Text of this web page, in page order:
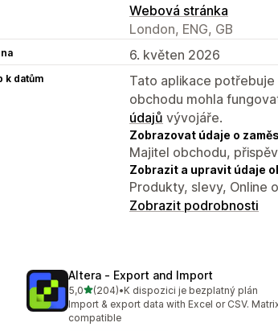
Webová stránka
London, ENG, GB
6. květen 2026
k datům
Tato aplikace
obchodu mohla
údajů vývojáře.
Zobrazovat údaje o
Majitel obchodu,
Zobrazit a upravit údaje
Produkty, slevy, Online
Zobrazit podrobnosti
Altera ‑ Export and Import
5,0z 5 hvězd
(204)
Celkový počet recenzí: 204
•K dispozici je bezplatný plán
Import & export data with Excel or CSV.
compatible